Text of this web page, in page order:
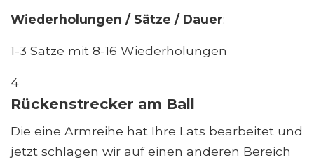
Wiederholungen / Sätze / Dauer:
1-3 Sätze mit 8-16 Wiederholungen
4
Rückenstrecker am Ball
Die eine Armreihe hat Ihre Lats bearbeitet und
jetzt schlagen wir auf einen anderen Bereich